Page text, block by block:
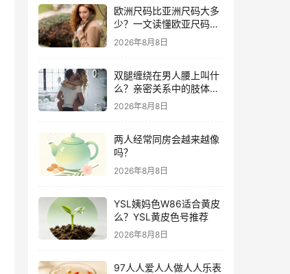
欧洲尺码比亚洲尺码大多
少？一文读懂欧亚尺码差
异与购物攻略
2026年8月8日
双腿缠绕在男人腰上叫什
么？亲密关系中的肢体语
言深度解析
2026年8月8日
两人经常同房会越来越像
吗？
2026年8月8日
YSL姨妈色W86适合黄皮
么？YSL黄皮色号推荐
2026年8月8日
97人人爱人人做人人乐表